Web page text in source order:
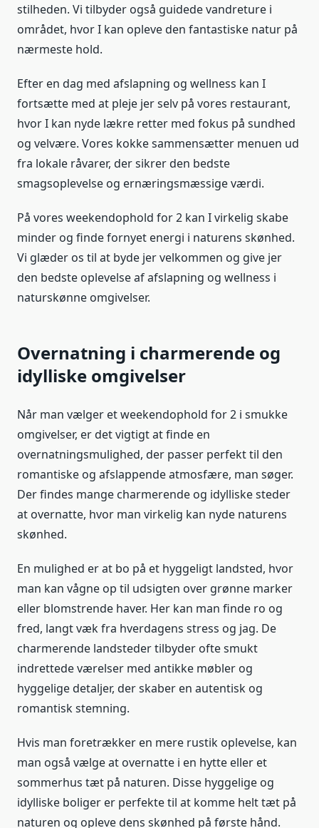
stilheden. Vi tilbyder også guidede vandreture i
området, hvor I kan opleve den fantastiske natur på
nærmeste hold.
Efter en dag med afslapning og wellness kan I
fortsætte med at pleje jer selv på vores restaurant,
hvor I kan nyde lækre retter med fokus på sundhed
og velvære. Vores kokke sammensætter menuen ud
fra lokale råvarer, der sikrer den bedste
smagsoplevelse og ernæringsmæssige værdi.
På vores weekendophold for 2 kan I virkelig skabe
minder og finde fornyet energi i naturens skønhed.
Vi glæder os til at byde jer velkommen og give jer
den bedste oplevelse af afslapning og wellness i
naturskønne omgivelser.
Overnatning i charmerende og
idylliske omgivelser
Når man vælger et weekendophold for 2 i smukke
omgivelser, er det vigtigt at finde en
overnatningsmulighed, der passer perfekt til den
romantiske og afslappende atmosfære, man søger.
Der findes mange charmerende og idylliske steder
at overnatte, hvor man virkelig kan nyde naturens
skønhed.
En mulighed er at bo på et hyggeligt landsted, hvor
man kan vågne op til udsigten over grønne marker
eller blomstrende haver. Her kan man finde ro og
fred, langt væk fra hverdagens stress og jag. De
charmerende landsteder tilbyder ofte smukt
indrettede værelser med antikke møbler og
hyggelige detaljer, der skaber en autentisk og
romantisk stemning.
Hvis man foretrækker en mere rustik oplevelse, kan
man også vælge at overnatte i en hytte eller et
sommerhus tæt på naturen. Disse hyggelige og
idylliske boliger er perfekte til at komme helt tæt på
naturen og opleve dens skønhed på første hånd.